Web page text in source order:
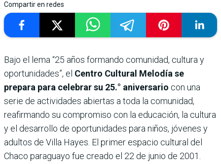
Compartir en redes
Bajo el lema “25 años formando comunidad, cultura y
oportunidades”, el Centro Cultural Melodía se
prepara para celebrar su 25.° aniversario con una
serie de actividades abiertas a toda la comunidad,
reafirmando su compromiso con la educación, la cultura
y el desarrollo de oportunidades para niños, jóvenes y
adultos de Villa Hayes. El primer espacio cultural del
Chaco paraguayo fue creado el 22 de junio de 2001.